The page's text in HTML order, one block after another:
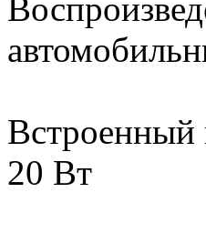
Встроенный
20 Вт